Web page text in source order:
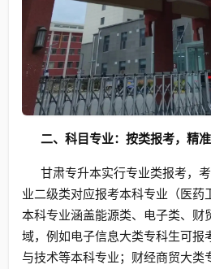
二、科目专业：按类报考，精
甘肃专升本实行专业类报考，
业二级类对应报考本科专业（医药
本科专业涵盖能源类、电子类、财
域，例如电子信息大类专科生可报
与技术等本科专业；财经商贸大类